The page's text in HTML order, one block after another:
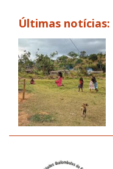
Últimas notícias: